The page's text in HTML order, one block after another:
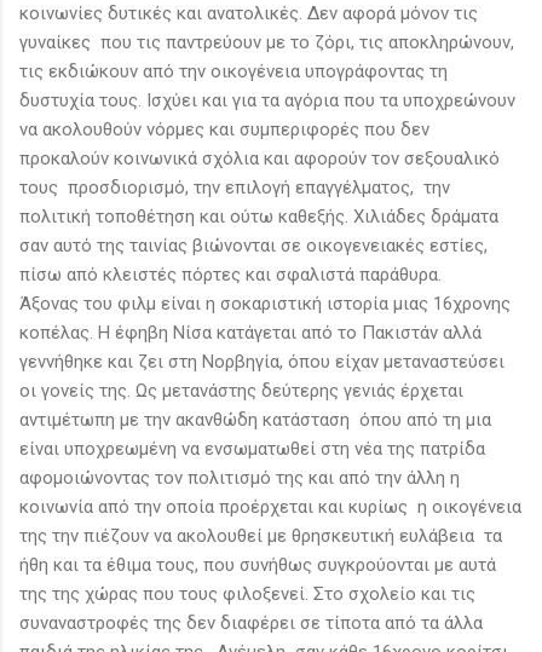
κοινωνίες δυτικές και ανατολικές. Δεν αφορά μόνον τις
γυναίκες που τις παντρεύουν με το ζόρι, τις αποκληρώνουν,
τις εκδιώκουν από την οικογένεια υπογράφοντας τη
δυστυχία τους. Ισχύει και για τα αγόρια που τα υποχρεώνουν
να ακολουθούν νόρμες και συμπεριφορές που δεν
προκαλούν κοινωνικά σχόλια και αφορούν τον σεξουαλικό
τους προσδιορισμό, την επιλογή επαγγέλματος, την
πολιτική τοποθέτηση και ούτω καθεξής. Χιλιάδες δράματα
σαν αυτό της ταινίας βιώνονται σε οικογενειακές εστίες,
πίσω από κλειστές πόρτες και σφαλιστά παράθυρα.
Άξονας του φιλμ είναι η σοκαριστική ιστορία μιας 16χρονης
κοπέλας. Η έφηβη Νίσα κατάγεται από το Πακιστάν αλλά
γεννήθηκε και ζει στη Νορβηγία, όπου είχαν μεταναστεύσει
οι γονείς της. Ως μετανάστης δεύτερης γενιάς έρχεται
αντιμέτωπη με την ακανθώδη κατάσταση όπου από τη μια
είναι υποχρεωμένη να ενσωματωθεί στη νέα της πατρίδα
αφομοιώνοντας τον πολιτισμό της και από την άλλη η
κοινωνία από την οποία προέρχεται και κυρίως η οικογένεια
της την πιέζoυν να ακολουθεί με θρησκευτική ευλάβεια τα
ήθη και τα έθιμα τους, που συνήθως συγκρούονται με αυτά
της της χώρας που τους φιλοξενεί. Στο σχολείο και τις
συναναστροφές της δεν διαφέρει σε τίποτα από τα άλλα